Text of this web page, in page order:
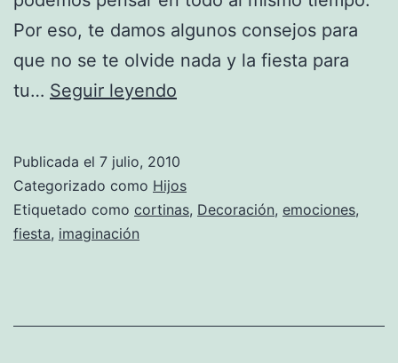
Por eso, te damos algunos consejos para
que no se te olvide nada y la fiesta para
tu… Seguir leyendo
olvidar
en
Publicada el 7 julio, 2010
Categorizado como Hijos
Etiquetado como cortinas, Decoración, emociones,
fiesta, imaginación